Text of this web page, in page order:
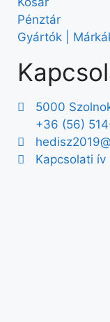
Pénztár
Gyártók |
5000
+36 (56)
Kapcsolati ív